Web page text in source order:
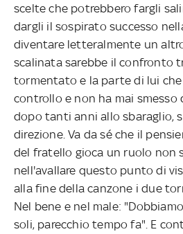
scelte che potrebbero fargli
dargli il sospirato successo
diventare letteralmente un
scalinata sarebbe il confronto
tormentato e la parte di lui
controllo e non ha mai smesso
dopo tanti anni allo sbaraglio,
direzione. Va da sé che il
del fratello gioca un ruolo non
nell'avallare questo punto di
alla fine della canzone i due
Nel bene e nel male:
soli, parecchio tempo fa". E